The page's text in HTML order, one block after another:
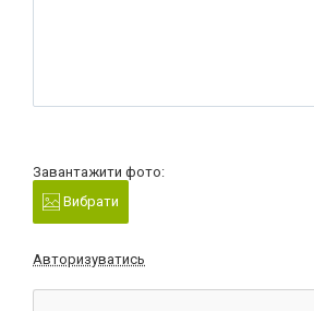
Завантажити фото:
Вибрати
Авторизуватись